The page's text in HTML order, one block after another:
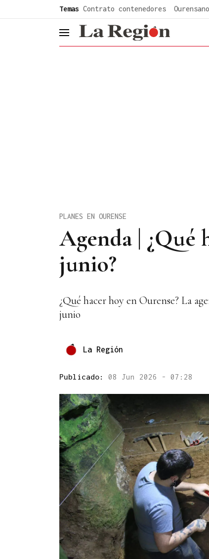
Temas Contrato contenedores
header.menu.open
Agenda | ¿Qué
junio?
PLANES EN OURENSE
¿Qué hacer hoy en Ourense? La
junio
La Región
Publicado: 08 Jun 2026 - 07:28